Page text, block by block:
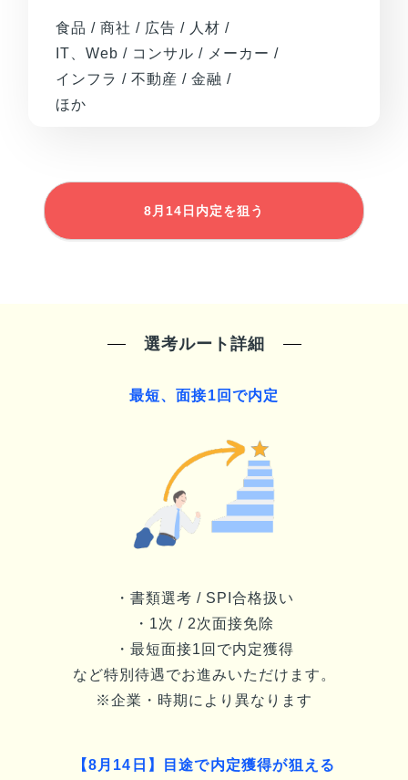
食品 / 商社 / 広告 / 人材 /
IT、Web / コンサル / メーカー /
インフラ / 不動産 / 金融 /
ほか
8月14日 内定を狙う
選考ルート詳細
最短、面接1回で内定
・書類選考 / SPI合格扱い
・1次 / 2次面接免除
・最短面接1回で内定獲得
など特別待遇でお進みいただけます。
※企業・時期により異なります
【8月14日 】目途で内定獲得が狙える